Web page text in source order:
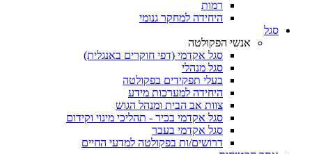
רמות
היחידה למחקר גנומי
סגל
אנשי הפקולטה
סגל אקדמי (דפי חוקרים באנגלית)
סגל מנהלי
בעלי תפקידים בפקולטה
היחידה למערכות מידע
צוות אב הבית ומנהל הגוש
סגל אקדמי בכיר - תהליכי מינוי וקידום
סגל אקדמי בעבר
דרושים/ות בפקולטה למדעי החיים